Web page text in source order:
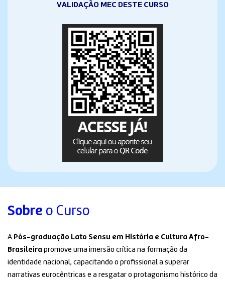
Sobre o Curso
A Pós-graduação Lato Sensu em História e Cultura Afro-
Brasileira promove uma imersão crítica na formação da
identidade nacional, capacitando o profissional a superar
narrativas eurocêntricas e a resgatar o protagonismo histórico da
VALIDAÇÃO MEC DESTE CURSO